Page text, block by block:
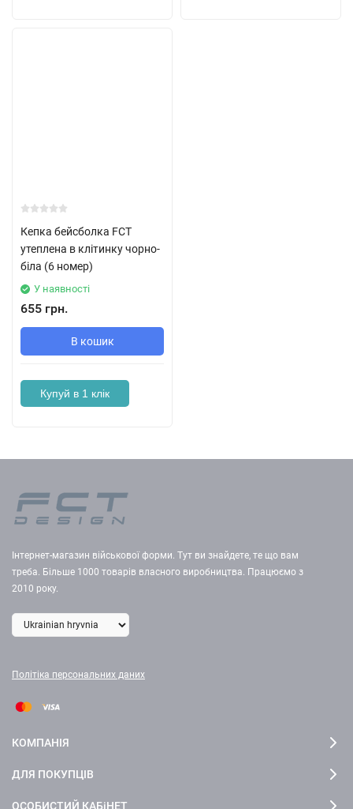
Кепка бейсболка FCT
утеплена в клітинку чорно-
біла (6 номер)
У наявності
655 грн.
В кошик
Купуй в 1 клік
Інтернет-магазин військової форми. Тут ви знайдете, те що вам
треба. Більше 1000 товарів власного виробництва. Працюємо з
2010 року.
Політіка персональних даних
КОМПАНІЯ
ДЛЯ ПОКУПЦІВ
ОСОБИСТИЙ КАБіНЕТ